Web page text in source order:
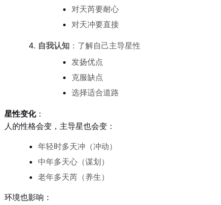
对天芮要耐心
对天冲要直接
自我认知：了解自己主导星性
发扬优点
克服缺点
选择适合道路
星性变化：
人的性格会变，主导星也会变：
年轻时多天冲（冲动）
中年多天心（谋划）
老年多天芮（养生）
环境也影响：